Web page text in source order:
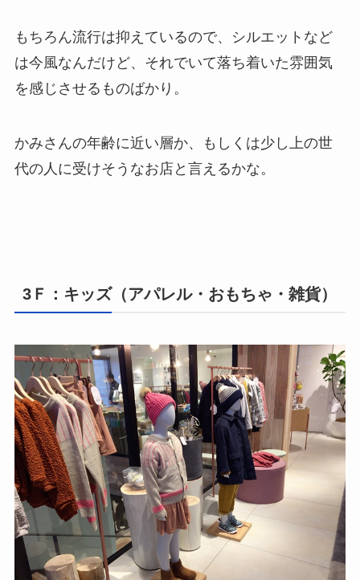
もちろん流行は抑えているので、シルエットなど
は今風なんだけど、それでいて落ち着いた雰囲気
を感じさせるものばかり。
かみさんの年齢に近い層か、もしくは少し上の世
代の人に受けそうなお店と言えるかな。
3Ｆ：キッズ（アパレル・おもちゃ・雑貨）